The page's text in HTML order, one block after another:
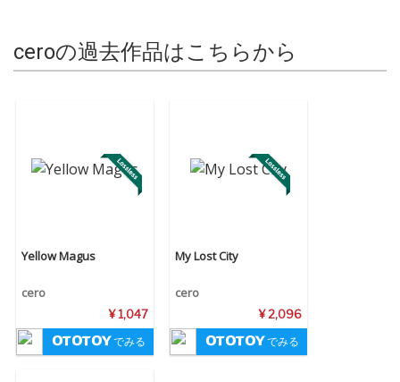
ceroの過去作品はこちらから
Yellow Magus
cero
¥ 1,047
でみる
My Lost City
cero
¥ 2,096
でみる